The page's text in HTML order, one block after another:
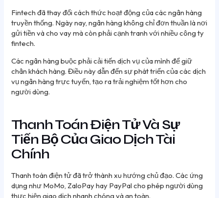
Fintech đã thay đổi cách thức hoạt động của các ngân hàng
truyền thống. Ngày nay, ngân hàng không chỉ đơn thuần là nơi
gửi tiền và cho vay mà còn phải cạnh tranh với nhiều công ty
fintech.
Các ngân hàng buộc phải cải tiến dịch vụ của mình để giữ
chân khách hàng. Điều này dẫn đến sự phát triển của các dịch
vụ ngân hàng trực tuyến, tạo ra trải nghiệm tốt hơn cho
người dùng.
Thanh Toán Điện Tử Và Sự
Tiến Bộ Của Giao Dịch Tài
Chính
Thanh toán điện tử đã trở thành xu hướng chủ đạo. Các ứng
dụng như MoMo, ZaloPay hay PayPal cho phép người dùng
thực hiện giao dịch nhanh chóng và an toàn.